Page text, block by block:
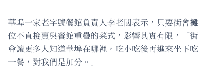
華埠一家老字號餐館負責人李老闆表示，只要街會攤
位不直接賣與餐館重疊的菜式，影響其實有限，「街
會讓更多人知道華埠在哪裡，吃小吃後再進來坐下吃
一餐，對我們是加分。」